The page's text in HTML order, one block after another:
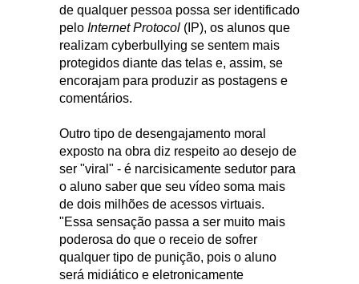
de qualquer pessoa possa ser identificado
pelo Internet Protocol (IP), os alunos que
realizam cyberbullying se sentem mais
protegidos diante das telas e, assim, se
encorajam para produzir as postagens e
comentários.
Outro tipo de desengajamento moral
exposto na obra diz respeito ao desejo de
ser "viral" - é narcisicamente sedutor para
o aluno saber que seu vídeo soma mais
de dois milhões de acessos virtuais.
"Essa sensação passa a ser muito mais
poderosa do que o receio de sofrer
qualquer tipo de punição, pois o aluno
será midiático e eletronicamente